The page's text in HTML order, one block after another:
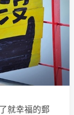
就幸福的郵